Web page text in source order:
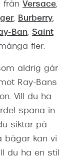
från Versace,
, Burberry,
Ban, Saint
fler.
aldrig går
Ray-Bans
Vill du ha
spana in
siktar på
bågar kan vi
du ha en stil